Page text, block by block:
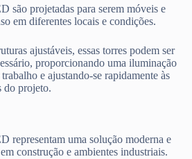
são projetadas para serem móveis e
em diferentes locais e condições.
ajustáveis, essas torres podem ser
proporcionando uma iluminação
e ajustando-se rapidamente às
do projeto.
representam uma solução moderna e
construção e ambientes industriais.